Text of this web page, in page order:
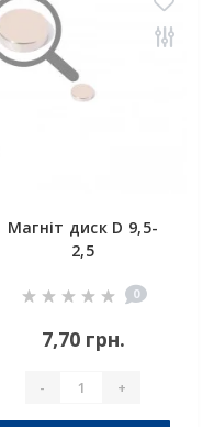
Магніт диск D 9,5-
2,5
0
7,70 грн.
- +